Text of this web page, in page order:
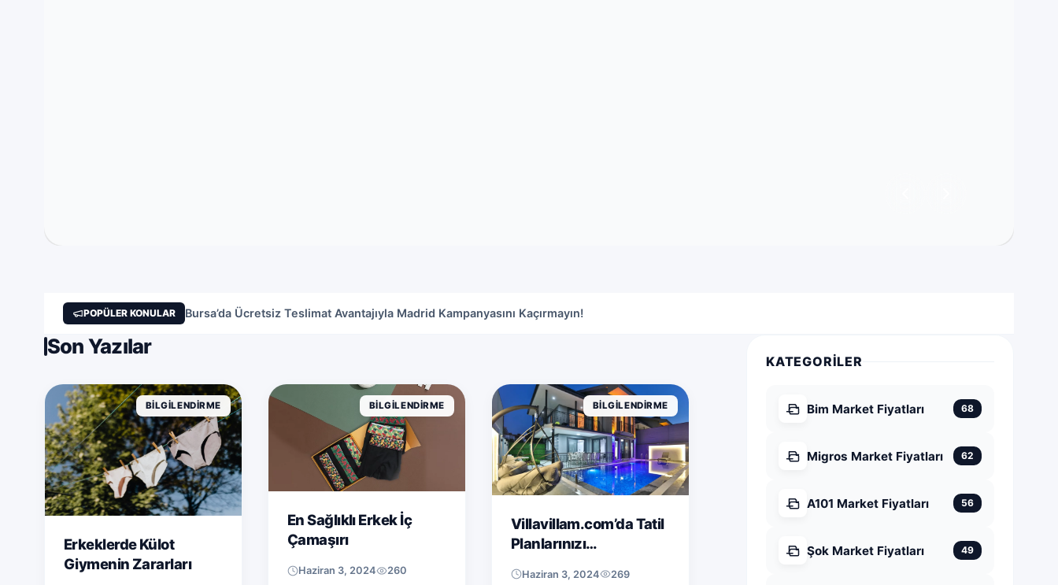
POPÜLER KONULAR
Bursa’da Ücretsiz Teslimat Avantajıyla Madrid Kampanyasını Kaçırmayın!
Son Yazılar
BILGILENDIRME
Erkeklerde Külot
Giymenin Zararları
BILGILENDIRME
En Sağlıklı Erkek İç
Çamaşırı
Haziran 3, 2024 260
BILGILENDIRME
Villavillam.com’da Tatil
Planlarınızı
Haziran 3, 2024 269
KATEGORILER
Bim Market Fiyatları 68
Migros Market Fiyatları 62
A101 Market Fiyatları 56
Şok Market Fiyatları 49